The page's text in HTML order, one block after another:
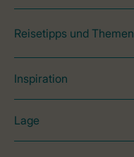
Reisetipps und Themen
Inspiration
Lage